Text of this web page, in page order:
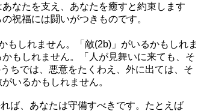
なたを支え、あなたを癒すと約束します
祝福には闘いがつきものです。
もしれません。「敵(2b)」がいるかもしれま
もしれません。「人が見舞いに来ても、そ
ちでは、悪意をたくわえ、外に出ては、そ
いるかもしれません。
ば、あなたは守備すべきです。たとえば